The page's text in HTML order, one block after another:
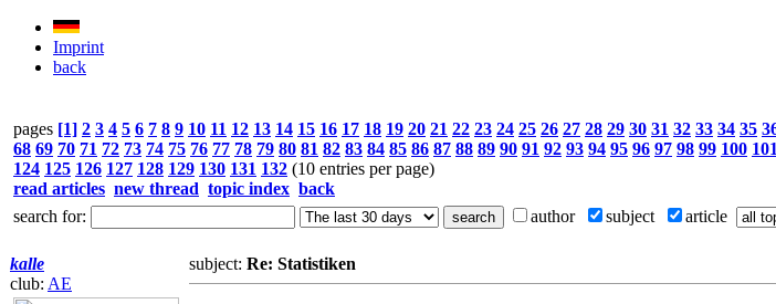
Imprint
back
pages [1] 2 3 4 5 6 7 8 9 10 11 12 13 14 15 16 17 18 19 20 21 22 23 24 25 26 27 28 29 30 31 32 33 34 35
68 69 70 71 72 73 74 75 76 77 78 79 80 81 82 83 84 85 86 87 88 89 90 91 92 93 94 95 96 97 98 99 100 101
124 125 126 127 128 129 130 131 132 (10 entries per page)
read articles new thread topic index back
search for:
author subject article
kalle
club: AE
subject: Re: Statistiken